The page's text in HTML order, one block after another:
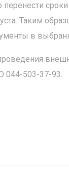
Таким
в
044-503-37-93.